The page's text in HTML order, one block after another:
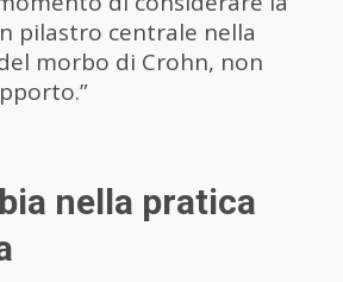
pilastro centrale nella
morbo di Crohn, non
nella pratica